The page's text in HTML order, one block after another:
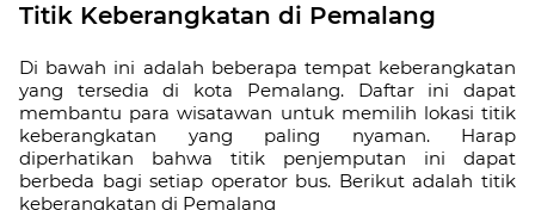
Titik Keberangkatan di Pemalang
Di bawah ini adalah beberapa tempat keberangkatan
yang tersedia di kota Pemalang. Daftar ini dapat
membantu para wisatawan untuk memilih lokasi titik
keberangkatan yang paling nyaman. Harap
diperhatikan bahwa titik penjemputan ini dapat
berbeda bagi setiap operator bus. Berikut adalah titik
keberangkatan di Pemalang